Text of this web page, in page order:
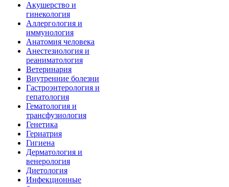
Акушерство и
гинекология
Аллергология и
иммунология
Анатомия человека
Анестезиология и
реаниматология
Ветеринария
Внутренние болезни
Гастроэнтерология и
гепатология
Гематология и
трансфузиология
Генетика
Гериатрия
Гигиена
Дерматология и
венерология
Диетология
Инфекционные